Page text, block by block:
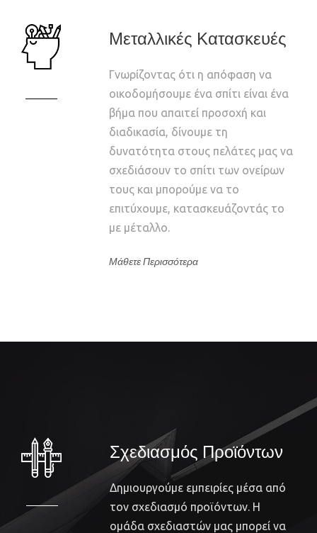
Μεταλλικές Κατασκευές
Γνωρίζοντας ότι η απόφαση να
οικοδομήσουμε ένα σπίτι είναι ένα
βήμα που απαιτεί προσοχή και
διαδικασία, δίνουμε τη
δυνατότητα στους πελάτες μας να
σχεδιάσουν το σπίτι των ονείρων
τους και μπορούμε να το
επιτύχουμε, κατασκευάζοντάς το
με μέταλλο.
Μάθετε Περισσότερα
Σχεδιασμός Προϊόντων
Δημιουργούμε εμπειρίες μέσα από
τον σχεδιασμό προϊόντων. Η
ομάδα σχεδιαστών μας μπορεί να